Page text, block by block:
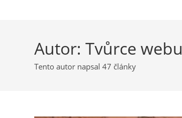
Autor:Tvůrce webu
Tento autor napsal 47 články